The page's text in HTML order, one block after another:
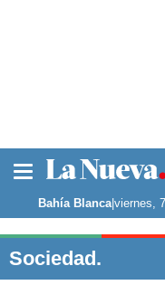
Noticias
Bahía Blanca|viernes,
Sociedad.